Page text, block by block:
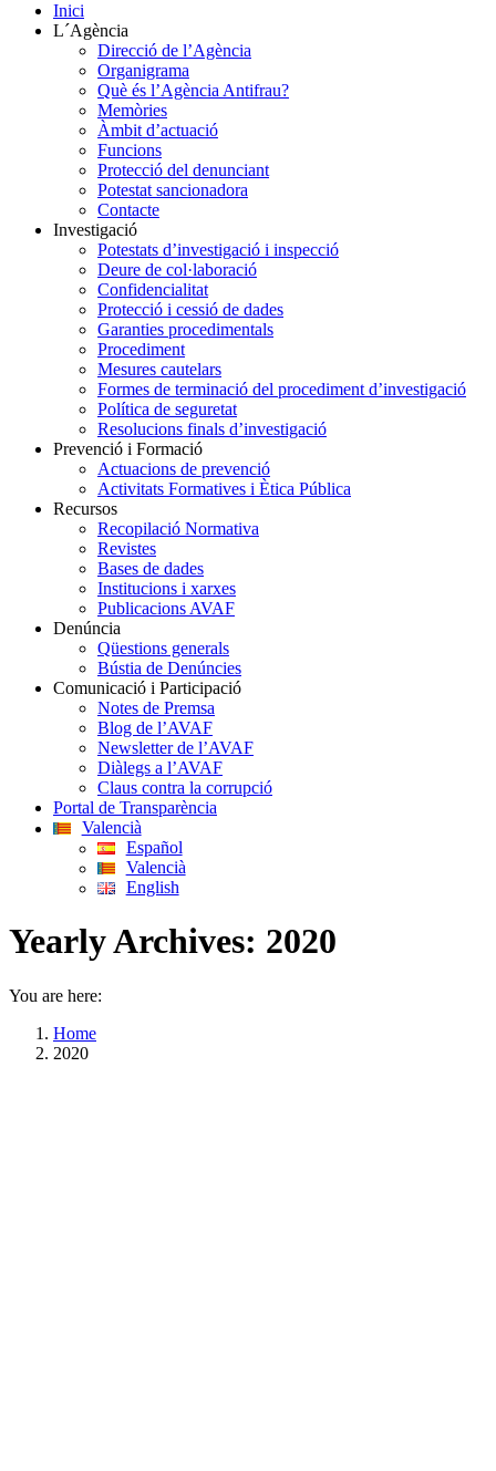
Inici
L´Agència
Direcció de l’Agència
Organigrama
Què és l’Agència Antifrau?
Memòries
Àmbit d’actuació
Funcions
Protecció del denunciant
Potestat sancionadora
Contacte
Investigació
Potestats d’investigació i inspecció
Deure de col·laboració
Confidencialitat
Protecció i cessió de dades
Garanties procedimentals
Procediment
Mesures cautelars
Formes de terminació del procediment d’investigació
Política de seguretat
Resolucions finals d’investigació
Prevenció i Formació
Actuacions de prevenció
Activitats Formatives i Ètica Pública
Recursos
Recopilació Normativa
Revistes
Bases de dades
Institucions i xarxes
Publicacions AVAF
Denúncia
Qüestions generals
Bústia de Denúncies
Comunicació i Participació
Notes de Premsa
Blog de l’AVAF
Newsletter de l’AVAF
Diàlegs a l’AVAF
Claus contra la corrupció
Portal de Transparència
Valencià
Español
Valencià
English
Yearly Archives: 2020
You are here:
Home
2020